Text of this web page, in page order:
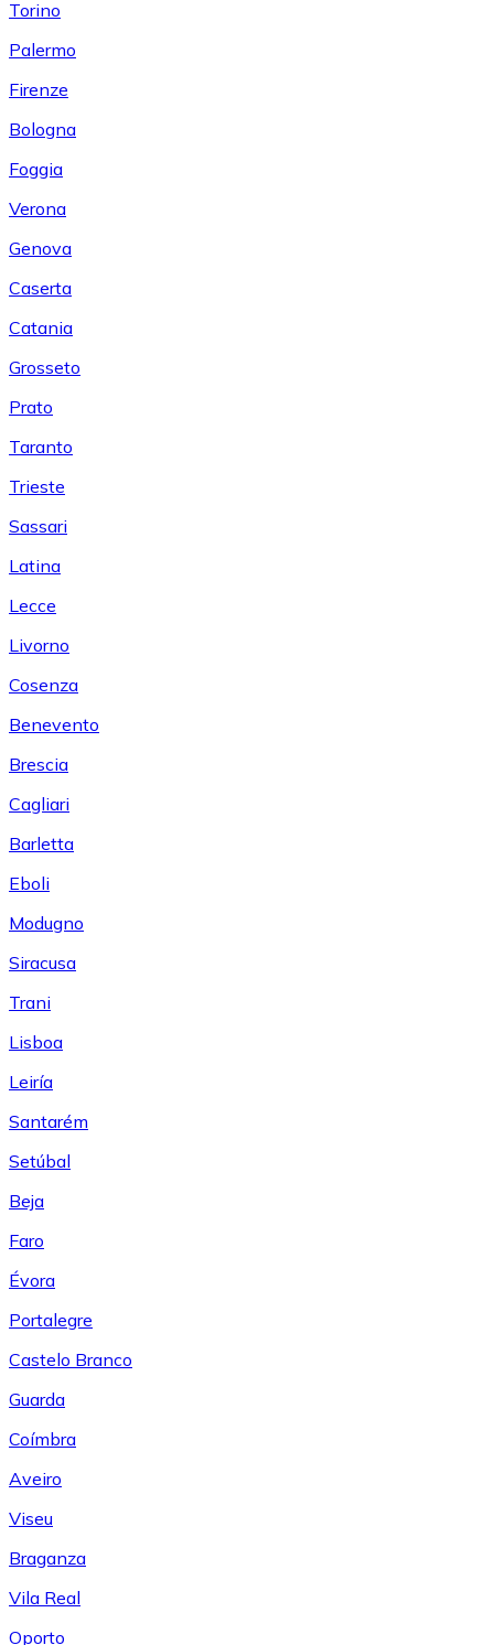
Torino
Palermo
Firenze
Bologna
Foggia
Verona
Genova
Caserta
Catania
Grosseto
Prato
Taranto
Trieste
Sassari
Latina
Lecce
Livorno
Cosenza
Benevento
Brescia
Cagliari
Barletta
Eboli
Modugno
Siracusa
Trani
Lisboa
Leiría
Santarém
Setúbal
Beja
Faro
Évora
Portalegre
Castelo Branco
Guarda
Coímbra
Aveiro
Viseu
Braganza
Vila Real
Oporto